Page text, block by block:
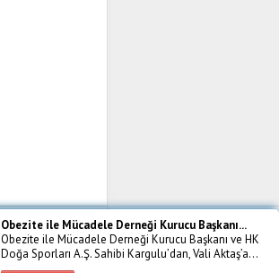
Obezite ile Mücadele Derneği Kurucu Başkanı...
Obezite ile Mücadele Derneği Kurucu Başkanı ve HK
Doğa Sporları A.Ş. Sahibi Kargulu’dan, Vali Aktaş’a...